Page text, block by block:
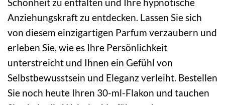
Schönheit zu entfalten und Ihre hypnotische
Anziehungskraft zu entdecken. Lassen Sie sich
von diesem einzigartigen Parfum verzaubern und
erleben Sie, wie es Ihre Persönlichkeit
unterstreicht und Ihnen ein Gefühl von
Selbstbewusstsein und Eleganz verleiht. Bestellen
Sie noch heute Ihren 30-ml-Flakon und tauchen